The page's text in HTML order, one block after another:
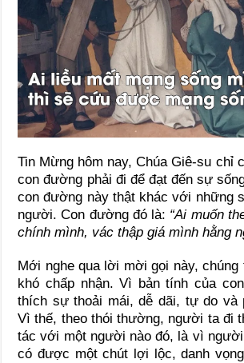
Tin Mừng hôm nay, Chúa Giê-su chỉ
con đường phải đi để đạt đến sự
con đường này thật khác với những
người. Con đường đó là: “Ai muốn
chính mình, vác thập giá mình hằng
Mới nghe qua lời mời gọi này, chúng
khó chấp nhận. Vì bản tính của
thích sự thoải mái, dễ dãi, tự do và
Vì thế, theo thói thường, người ta đi
tác với một người nào đó, là vì
có được một chút lợi lộc, danh